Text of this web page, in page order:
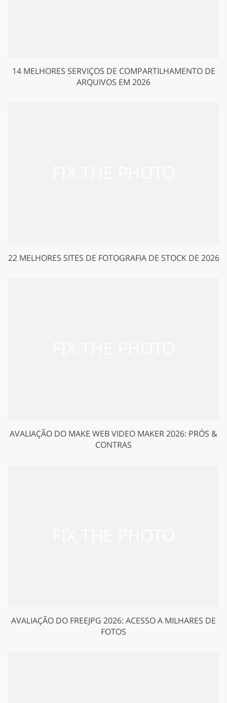
14 MELHORES SERVIÇOS DE COMPARTILHAMENTO DE
ARQUIVOS EM 2026
22 MELHORES SITES DE FOTOGRAFIA DE STOCK DE 2026
AVALIAÇÃO DO MAKE WEB VIDEO MAKER 2026: PRÓS &
CONTRAS
AVALIAÇÃO DO FREEJPG 2026: ACESSO A MILHARES DE
FOTOS